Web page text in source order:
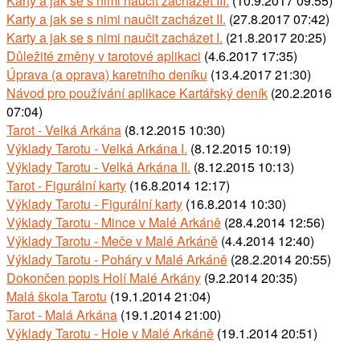
Karty a jak se s nimi naučit zacházet II. (27.8.2017 07:42)
Karty a jak se s nimi naučit zacházet I. (21.8.2017 20:25)
Důležité změny v tarotové aplikaci (4.6.2017 17:35)
Úprava (a oprava) karetního deníku (13.4.2017 21:30)
Návod pro používání aplikace Kartářský deník (20.2.2016
07:04)
Tarot - Velká Arkána (8.12.2015 10:30)
Výklady Tarotu - Velká Arkána I. (8.12.2015 10:19)
Výklady Tarotu - Velká Arkána II. (8.12.2015 10:13)
Tarot - Figurální karty (16.8.2014 12:17)
Výklady Tarotu - Figurální karty (16.8.2014 10:30)
Výklady Tarotu - Mince v Malé Arkáně (28.4.2014 12:56)
Výklady Tarotu - Meče v Malé Arkáně (4.4.2014 12:40)
Výklady Tarotu - Poháry v Malé Arkáně (28.2.2014 20:55)
Dokončen popis Holí Malé Arkány (9.2.2014 20:35)
Malá škola Tarotu (19.1.2014 21:04)
Tarot - Malá Arkána (19.1.2014 21:00)
Výklady Tarotu - Hole v Malé Arkáně (19.1.2014 20:51)